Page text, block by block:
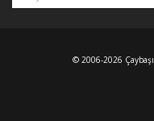
© 2006-2026